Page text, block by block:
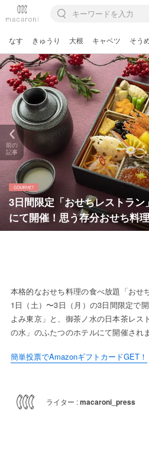
なす きゅうり 大根 キャベツ そう
3日間限定「おせちレストラ
にて開催！思う存分おせち料
前の
記事
本格的なおせち料理の食べ放題「おせ
1日（土）〜3日（月）の3日間限定で
よみ東京」と、御茶ノ水の日本茶レス
の水」のふたつのホテルにて開催され
簡単投票でAmazonギフトカードGET！
ライター :macaroni_press